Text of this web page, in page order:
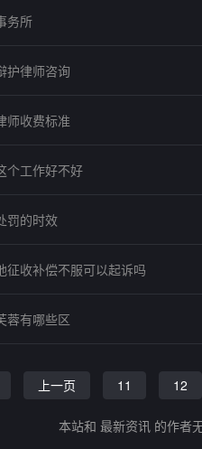
务所
护律师咨询
师收费标准
个工作好不好
罚的时效
征收补偿不服可以起诉吗
蓉有哪些区
上一页 11 12
本站和 最新资讯 的作者